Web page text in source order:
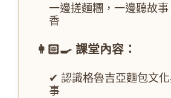
一邊搓麵糰，一邊聽故
香
👩🏻🍳 課堂內容：
✔ 認識格魯吉亞麵包文
事